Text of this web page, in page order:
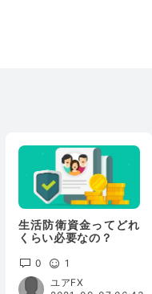
生活防衛資金ってどれ
くらい必要なの？
0
1
ユアFX